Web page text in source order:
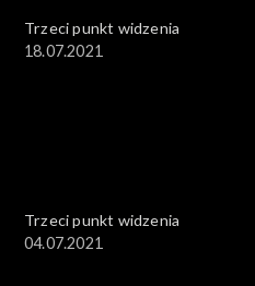
Trzeci punkt widzenia
18.07.2021
Trzeci punkt widzenia
04.07.2021